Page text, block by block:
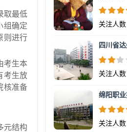
取最低
组确定
则进行
考生本
考生放
核准备
元结构
关注人数
四川省
关注人数
绵阳职
关注人数